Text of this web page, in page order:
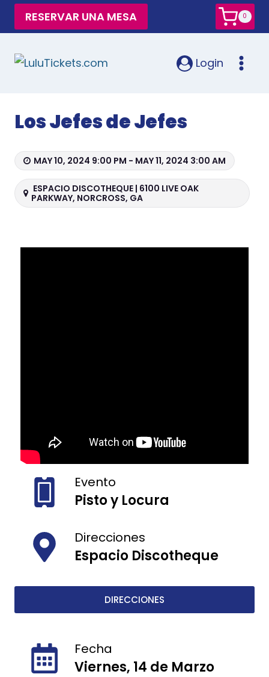
RESERVAR UNA MESA 0
Login
Los Jefes de Jefes
MAY 10, 2024 9:00 PM - MAY 11, 2024 3:00 AM
ESPACIO DISCOTHEQUE | 6100 LIVE OAK
PARKWAY, NORCROSS, GA
Evento
Pisto y Locura
Direcciones
Espacio Discotheque
DIRECCIONES
Fecha
Viernes, 14 de Marzo